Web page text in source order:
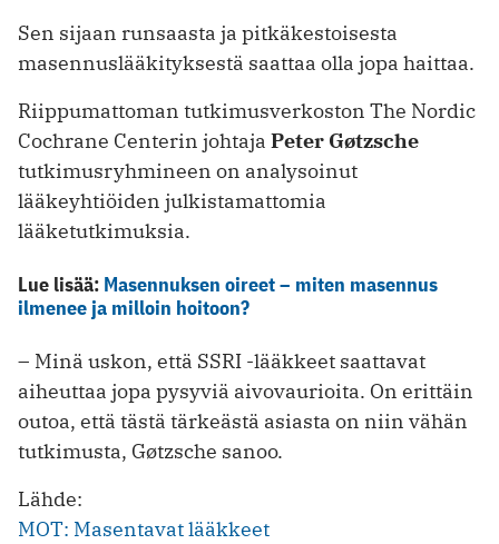
Sen sijaan runsaasta ja pitkäkestoisesta
masennuslääkityksestä saattaa olla jopa haittaa.
Riippumattoman tutkimusverkoston The Nordic
Cochrane Centerin johtaja Peter Gøtzsche
tutkimusryhmineen on analysoinut
lääkeyhtiöiden julkistamattomia
lääketutkimuksia.
Lue lisää: Masennuksen oireet – miten masennus
ilmenee ja milloin hoitoon?
– Minä uskon, että SSRI -lääkkeet saattavat
aiheuttaa jopa pysyviä aivovaurioita. On erittäin
outoa, että tästä tärkeästä asiasta on niin vähän
tutkimusta, Gøtzsche sanoo.
Lähde:
MOT: Masentavat lääkkeet